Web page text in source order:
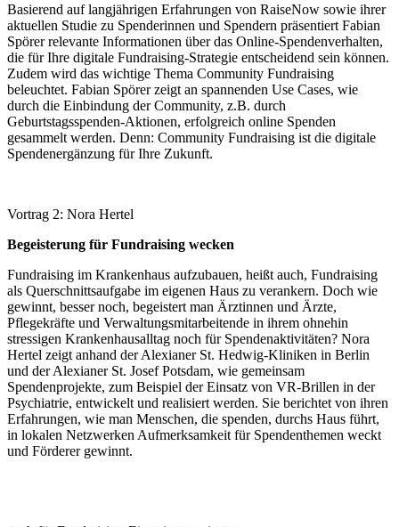
Basierend auf langjährigen Erfahrungen von RaiseNow sowie ihrer
aktuellen Studie zu Spenderinnen und Spendern präsentiert Fabian
Spörer relevante Informationen über das Online-Spendenverhalten,
die für Ihre digitale Fundraising-Strategie entscheidend sein können.
Zudem wird das wichtige Thema Community Fundraising
beleuchtet. Fabian Spörer zeigt an spannenden Use Cases, wie
durch die Einbindung der Community, z.B. durch
Geburtstagsspenden-Aktionen, erfolgreich online Spenden
gesammelt werden. Denn: Community Fundraising ist die digitale
Spendenergänzung für Ihre Zukunft.
Vortrag 2: Nora Hertel
Begeisterung für Fundraising wecken
Fundraising im Krankenhaus aufzubauen, heißt auch, Fundraising
als Querschnittsaufgabe im eigenen Haus zu verankern. Doch wie
gewinnt, besser noch, begeistert man Ärztinnen und Ärzte,
Pflegekräfte und Verwaltungsmitarbeitende in ihrem ohnehin
stressigen Krankenhausalltag noch für Spendenaktivitäten? Nora
Hertel zeigt anhand der Alexianer St. Hedwig-Kliniken in Berlin
und der Alexianer St. Josef Potsdam, wie gemeinsam
Spendenprojekte, zum Beispiel der Einsatz von VR-Brillen in der
Psychiatrie, entwickelt und realisiert werden. Sie berichtet von ihren
Erfahrungen, wie man Menschen, die spenden, durchs Haus führt,
in lokalen Netzwerken Aufmerksamkeit für Spendenthemen weckt
und Förderer gewinnt.